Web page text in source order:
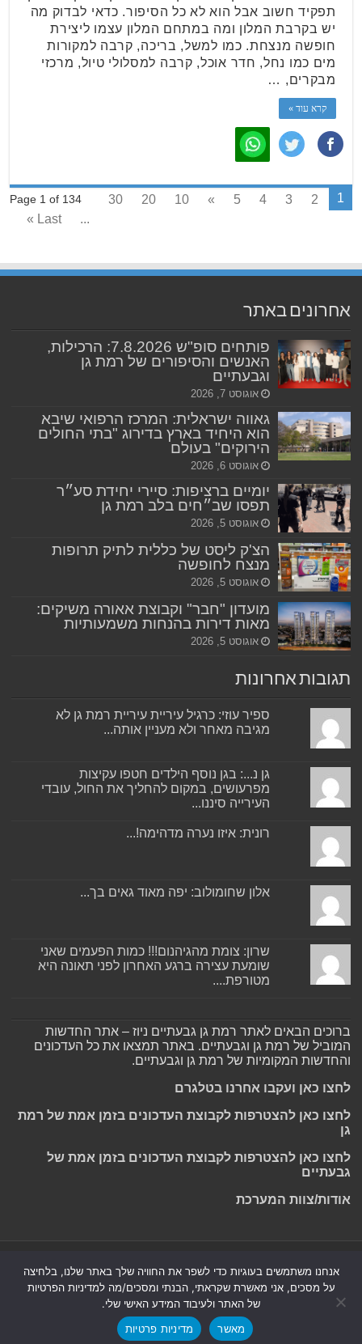
תפקיד חשוב אבל הוא לא כל הסיפור. כדאי לבדוק מה
יש בקרבת המלון ומה במתחם המלון עצמו ליצירת
חופשה מנצחת. כמו למשל, בריכה, קרבה למקורות
מים כמו נחל, חדר אוכל, קרבה למסלולי טיול, מרכזי
מבקרים, …
קרא עוד »
Page 1 of 134 1
2
3
4
5
»
10
20
30
...
Last »
אחרונים באתר
פותחים סופ"ש 7.8.2026: הרכילות,
האנשים והסיפורים של רמת גן
וגבעתיים
אוגוסט 7, 2026
גאווה ישראלית: המרכז הרפואי שיבא
הוא היחיד בארץ בדירוג "בתי החולים
הירוקים" בעולם
אוגוסט 6, 2026
יומיים ברציפות: סיירי יחידת סע״ר
תפסו שב״חים בלב רמת גן
אוגוסט 5, 2026
הצ'ק ליסט של כללית לתיק תרופות
מנצח לחופשה
אוגוסט 5, 2026
מועדון "חבר" וקבוצת אאורה משיקים:
מאות דירות בהנחות משמעותיות
אוגוסט 5, 2026
תגובות אחרונות
ספיר עוזי: כרגיל עיריית עיריית רמת גן לא
מגיבה מאחר ולא מעניין אותה...
גן נ...: בגן נוסף הילדים חטפו עקיצות
מפרעושים, במקום להחליך את החול, עובדי
העירייה סיננו...
רונית: איזו נערה מדהימה!...
אלון שחומולוב: יפה מאוד גאים בך...
שרון: צומת מהגיהנום!!! כמות הפעמים שאני
שומעת עצירה ברגע האחרון לפני תאונה היא
מטורפת....
ברוכים הבאים לאתר רמת גן גבעתיים ניוז – אתר החדשות
המוביל של רמת גן וגבעתיים. באתר תמצאו את כל העדכונים
והחדשות המקומיות של רמת גן וגבעתיים.
לחצו כאן ועקבו אחרנו בטלגרם
לחצו כאן להצטרפות לקבוצת העדכונים בזמן אמת של רמת
גן
לחצו כאן להצטרפות לקבוצת העדכונים בזמן אמת של
גבעתיים
אודות/צוות המערכת
© כל הזכויות שמורות 2026, רמת גן גבעתיים ניוז.
|חדשות רמת גן-גבעתיים
תקנון אתר ומדיניות פרטיות
אנחנו משתמשים בעוגיות כדי לשפר את החוויה שלך באתר שלנו, בלחיצה
על מסכים, אני מאשרת שקראתי, הבנתי ומסכים/מה למדיניות הפרטיות
של האתר ולעיבוד המידע האישי שלי.
מאשר
מדיניות פרטיות